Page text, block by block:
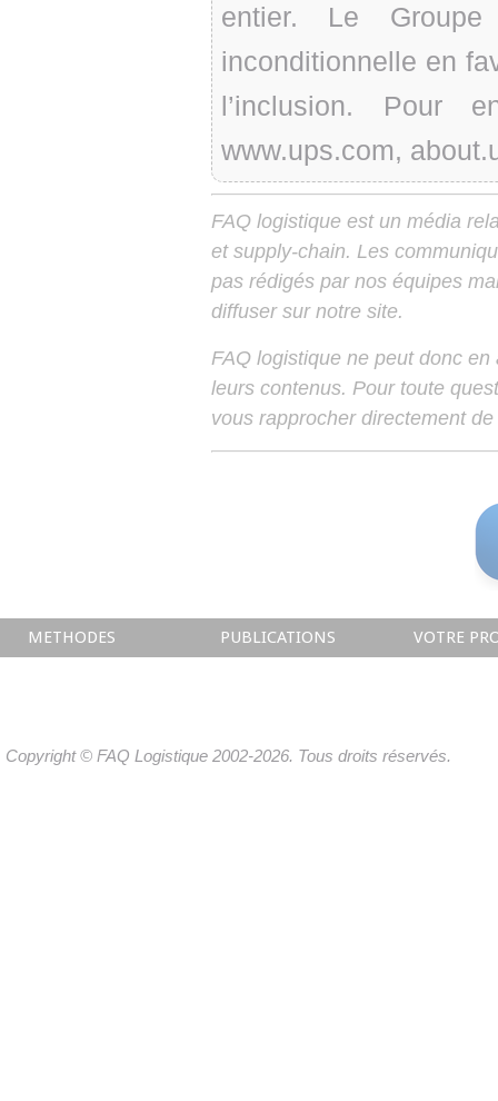
entier. Le
inconditionnelle en
l’inclusion. Pour
www.ups.com,
FAQ logistique est un média
et supply-chain. Les
pas rédigés par nos équipes
diffuser sur notre site.
FAQ logistique ne peut donc
leurs contenus. Pour toute
vous rapprocher directement
METHODES PUBLICATIONS VOTRE
Copyright © FAQ Logistique 2002-2026. Tous droits réservés.